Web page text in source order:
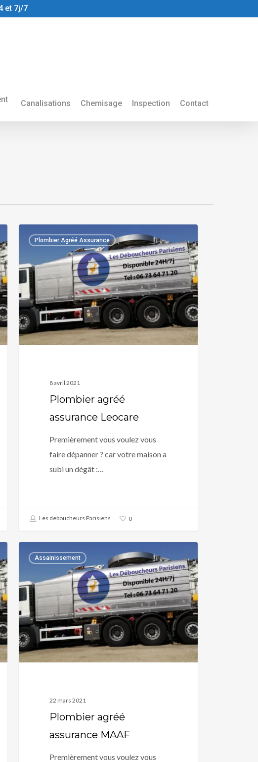
et 7j/7
Canalisations Chemisage Inspection Contact
agréé
assurance
Leocare
Plombier Agréé Assurance
8 avril 2021
Plombier agréé
assurance Leocare
Premièrement vous voulez vous
faire dépanner ? car votre maison a
subi un dégât :…
Les deboucheurs Parisiens 0
agréé
assurance
MAAF
Assainissement
22 mars 2021
Plombier agréé
assurance MAAF
Premièrement vous voulez vous